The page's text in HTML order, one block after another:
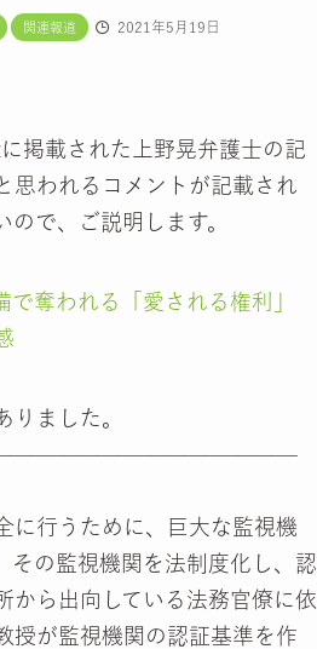
関連報道 2021年5月19日
掲載された上野晃弁護士の記
思われるコメントが記載され
ので、ご説明します。
で奪われる「愛される権利」
りました。
に行うために、巨大な監視機
その監視機関を法制度化し、認
から出向している法務官僚に依
授が監視機関の認証基準を作